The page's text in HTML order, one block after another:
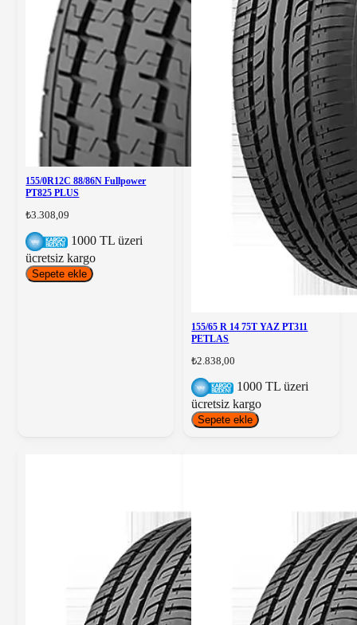
155/0R12C 88/86N Fullpower
PT825 PLUS
₺3.308,09
1000 TL üzeri
ücretsiz kargo
Sepete ekle
155/65 R 14 75T YAZ PT311
PETLAS
₺2.838,00
1000 TL üzeri
ücretsiz kargo
Sepete ekle